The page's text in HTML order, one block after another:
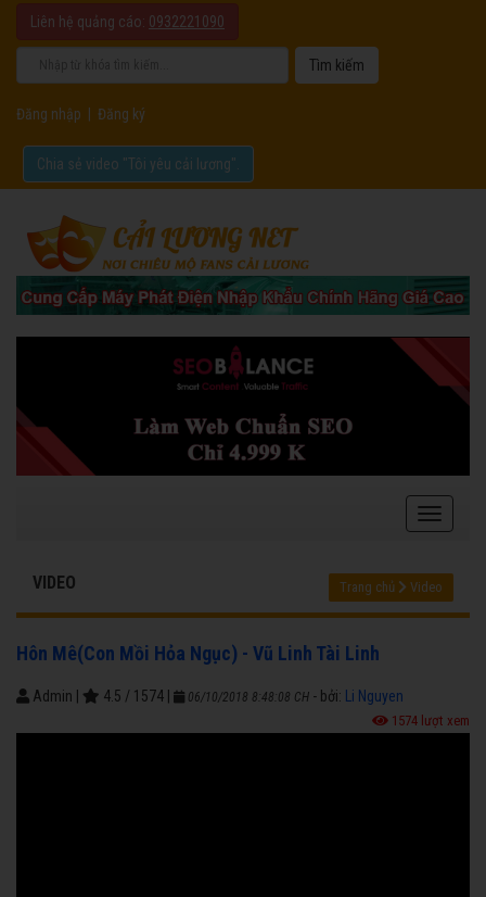
Liên hệ quảng cáo: 0932221090
Đăng nhập Đăng ký
Chia sẻ video "Tôi yêu cải lương".
VIDEO Trang chủ Video
Hôn Mê(Con Mồi Hỏa Ngục) - Vũ Linh Tài Linh
Admin 4.5 / 1574 06/10/2018 8:48:08 CH - bởi: Li Nguyen
1574 lượt xem